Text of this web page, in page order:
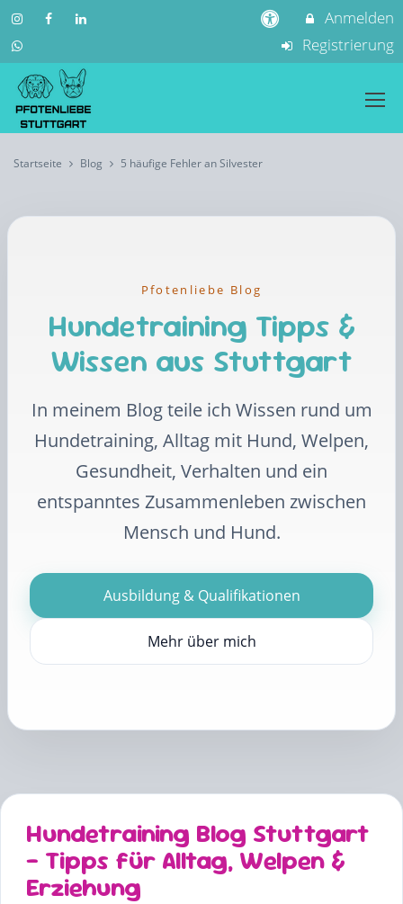
Anmelden
Registrierung
Startseite Blog 5 häufige Fehler an Silvester
Pfotenliebe Blog
Hundetraining Tipps &
Wissen aus Stuttgart
In meinem Blog teile ich Wissen rund um
Hundetraining, Alltag mit Hund, Welpen,
Gesundheit, Verhalten und ein
entspanntes Zusammenleben zwischen
Mensch und Hund.
Ausbildung & Qualifikationen
Mehr über mich
Hundetraining Blog Stuttgart
– Tipps für Alltag, Welpen &
Erziehung